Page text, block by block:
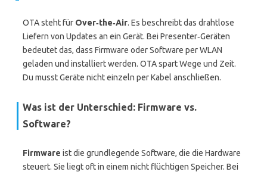
OTA steht für Over‑the‑Air. Es beschreibt das drahtlose
Liefern von Updates an ein Gerät. Bei Presenter‑Geräten
bedeutet das, dass Firmware oder Software per WLAN
geladen und installiert werden. OTA spart Wege und Zeit.
Du musst Geräte nicht einzeln per Kabel anschließen.
Was ist der Unterschied: Firmware vs.
Software?
Firmware ist die grundlegende Software, die die Hardware
steuert. Sie liegt oft in einem nicht flüchtigen Speicher. Bei